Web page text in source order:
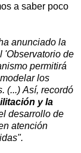
a saber poco
anunciado la
'Observatorio de
permitirá
los
(...) Así, recordó
y la
desarrollo de
atención